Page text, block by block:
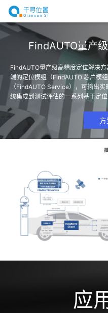
FindAUTO量产
FindAUTO量产级高精度定位解决
端的定位模组（FindAUTO 芯片模
（FindAUTO Service），可输出
统集成到测试评估的一系列基于定位
应